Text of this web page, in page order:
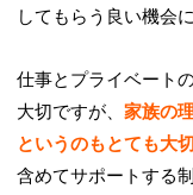
してもらう良い機会
仕事とプライベート
大切ですが、家族の
というのもとても大
含めてサポートする